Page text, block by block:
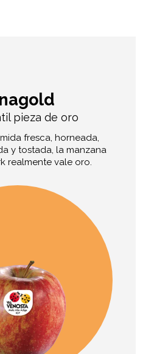
pieza de oro
fresca, horneada,
y tostada, la manzana
realmente vale oro.
Sabor
con una proporción
de azúcar y ácido